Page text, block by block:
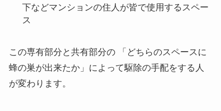
下などマンションの住人が皆で使用するスペー
ス
この専有部分と共有部分の「どちらのスペースに
蜂の巣が出来たか」によって駆除の手配をする人
が変わります。